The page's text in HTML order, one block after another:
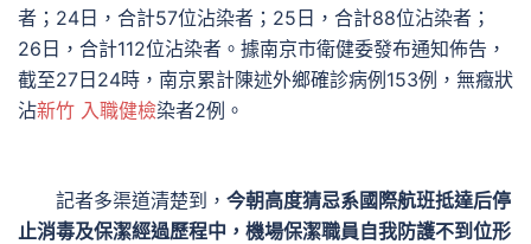
者；24日，合計57位沾染者；25日，合計88位沾染者；
26日，合計112位沾染者。據南京市衛健委發布通知佈告，
截至27日24時，南京累計陳述外鄉確診病例153例，無癥狀
沾新竹 入職健檢染者2例。
記者多渠道清楚到， 今朝高度猜忌系國際航班抵達后停
止消毒及保潔經過歷程中，機場保潔職員自我防護不到位形